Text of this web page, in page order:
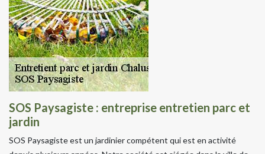
SOS Paysagiste : entreprise entretien parc et
jardin
SOS Paysagiste est un jardinier compétent qui est en activité